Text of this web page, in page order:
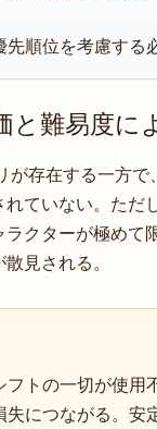
順位を考慮する
と難易度に
が存在する一方
れていない。ただ
クターが極めて
見される。
トの一切が使用
につながる。安